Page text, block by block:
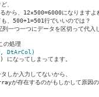
、
から、12×500=6000になりますよ
、500+1=501行でいいのでは？
一つ一つにデータを区切って代入
DtArCol)
か入力してないから、
が存在するのがもしかして原因